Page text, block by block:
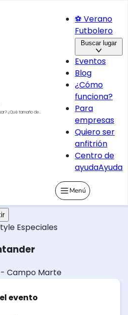
¿Qué tamaño de
⚽ Verano
Futbolero
Buscar lugar
Eventos
Blog
¿Cómo
funciona?
Para
empresas
Quiero ser
anfitrión
Centro de
ayudaAyuda
Menú
Especiales
- Campo Marte
evento